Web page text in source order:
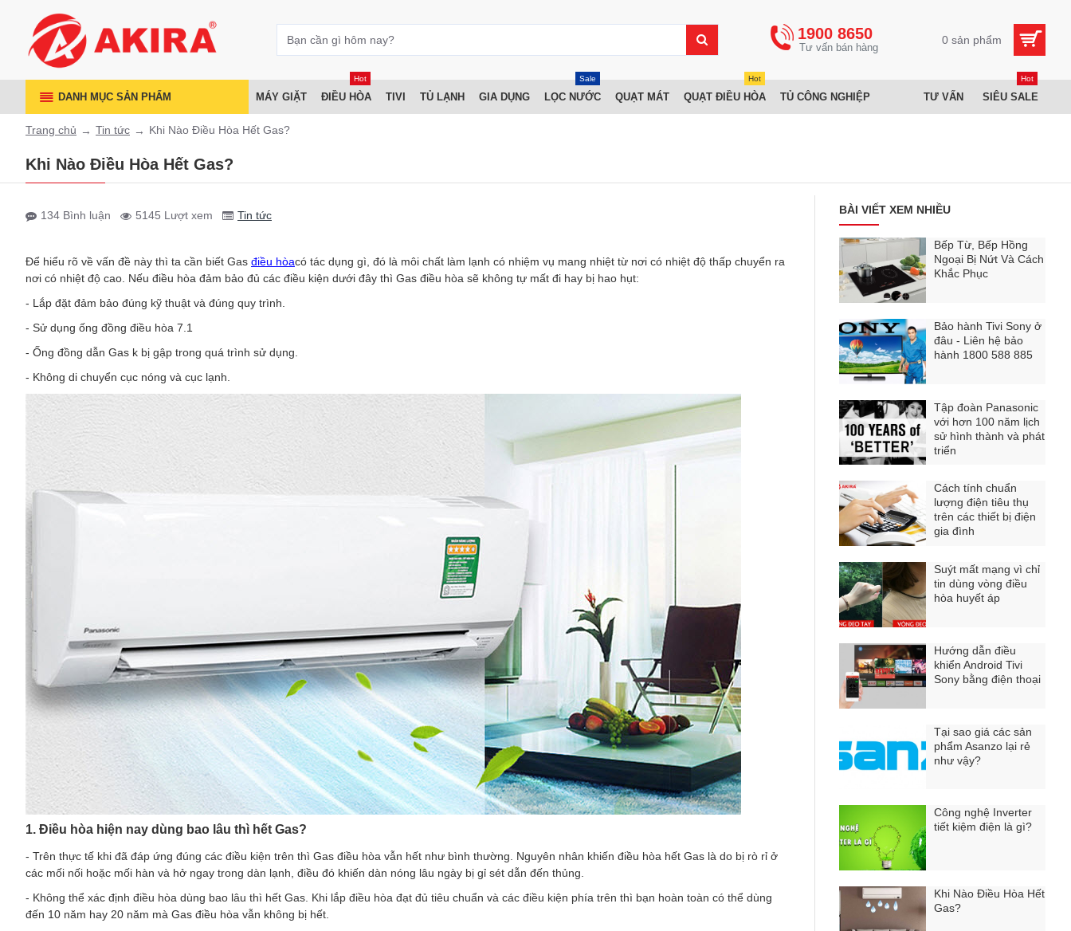
1900 8650 0 sản phẩm
DANH MỤC SẢN PHẨM MÁY GIẶT ĐIỀU HÒA
Hot
TIVI TỦ LẠNH GIA DỤNG LỌC NƯỚC
Sale
QUẠT MÁT QUẠT ĐIỀU HÒA
Hot
TỦ CÔNG NGHIỆP TƯ VẤN SIÊU SALE
Hot
Trang chủ Tin tức Khi Nào Điều Hòa Hết Gas?
Khi Nào Điều Hòa Hết Gas?
134 Bình luận 5145 Lượt xem Tin tức
Để hiểu rõ về vấn đề này thì ta cần biết Gas điều hòacó tác dụng gì, đó là môi chất làm lạnh có nhiệm vụ mang nhiệt từ nơi có nhiệt độ thấp chuyển ra
nơi có nhiệt độ cao. Nếu điều hòa đảm bảo đủ các điều kiện dưới đây thì Gas điều hòa sẽ không tự mất đi hay bị hao hụt:
- Lắp đặt đảm bảo đúng kỹ thuật và đúng quy trình.
- Sử dụng ống đồng điều hòa 7.1
- Ống đồng dẫn Gas k bị gập trong quá trình sử dụng.
- Không di chuyển cục nóng và cục lạnh.
1. Điều hòa hiện nay dùng bao lâu thì hết Gas?
- Trên thực tế khi đã đáp ứng đúng các điều kiện trên thì Gas điều hòa vẫn hết như bình thường. Nguyên nhân khiến điều hòa hết Gas là do bị rò rỉ ở
các mối nối hoặc mối hàn và hở ngay trong dàn lạnh, điều đó khiến dàn nóng lâu ngày bị gỉ sét dẫn đến thủng.
- Không thể xác định điều hòa dùng bao lâu thì hết Gas. Khi lắp điều hòa đạt đủ tiêu chuẩn và các điều kiện phía trên thì bạn hoàn toàn có thể dùng
đến 10 năm hay 20 năm mà Gas điều hòa vẫn không bị hết.
BÀI VIẾT XEM NHIỀU
Bếp Từ, Bếp Hồng
Ngoại Bị Nứt Và Cách
Khắc Phục
Bảo hành Tivi Sony ở
đâu - Liên hệ bảo
hành 1800 588 885
Tập đoàn Panasonic
với hơn 100 năm lịch
sử hình thành và phát
triển
Cách tính chuẩn
lượng điện tiêu thụ
trên các thiết bị điện
gia đình
Suýt mất mạng vì chỉ
tin dùng vòng điều
hòa huyết áp
Hướng dẫn điều
khiển Android Tivi
Sony bằng điện thoại
Tại sao giá các sản
phẩm Asanzo lại rẻ
như vậy?
Công nghệ Inverter
tiết kiệm điện là gì?
Khi Nào Điều Hòa Hết
Gas?